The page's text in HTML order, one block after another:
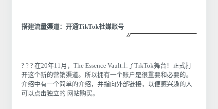
搭建流量渠道：开通TikTok社媒账号
? ? ? 在20年11月，The Essence Vault上了TikTok舞台！正式打
开这个新的营销渠道。所以拥有一个账户是很重要和必要的。
介绍中有一个简单的介绍，并指向外部链接，以便感兴趣的人
可以点击独立的 网站购买。